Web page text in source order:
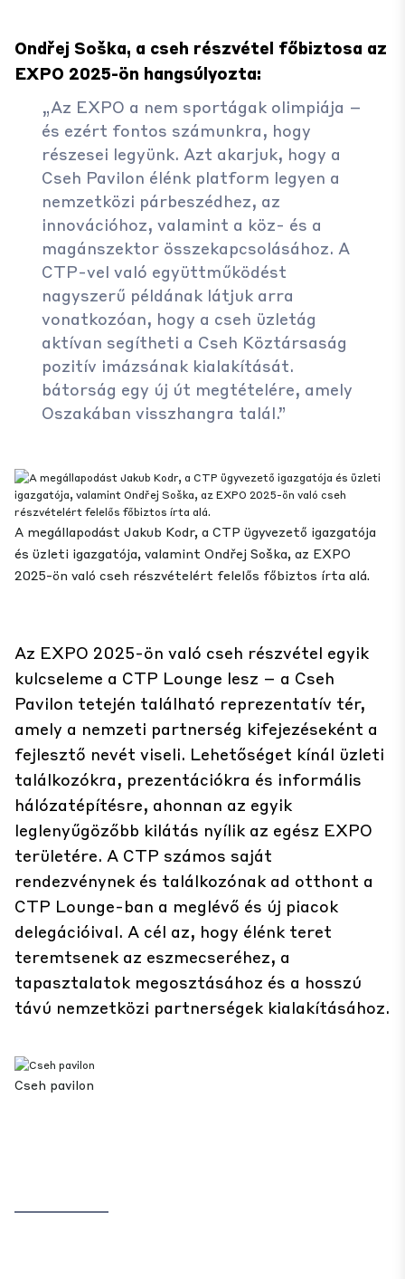
Ondřej Soška, a cseh részvétel főbiztosa az
EXPO 2025-ön hangsúlyozta:
„Az EXPO a nem sportágak olimpiája –
és ezért fontos számunkra, hogy
részesei legyünk. Azt akarjuk, hogy a
Cseh Pavilon élénk platform legyen a
nemzetközi párbeszédhez, az
innovációhoz, valamint a köz- és a
magánszektor összekapcsolásához. A
CTP-vel való együttműködést
nagyszerű példának látjuk arra
vonatkozóan, hogy a cseh üzletág
aktívan segítheti a Cseh Köztársaság
pozitív imázsának kialakítását.
bátorság egy új út megtételére, amely
Oszakában visszhangra talál.”
A megállapodást Jakub Kodr, a CTP ügyvezető igazgatója
és üzleti igazgatója, valamint Ondřej Soška, az EXPO
2025-ön való cseh részvételért felelős főbiztos írta alá.
Az EXPO 2025-ön való cseh részvétel egyik
kulcseleme a CTP Lounge lesz – a Cseh
Pavilon tetején található reprezentatív tér,
amely a nemzeti partnerség kifejezéseként a
fejlesztő nevét viseli. Lehetőséget kínál üzleti
találkozókra, prezentációkra és informális
hálózatépítésre, ahonnan az egyik
leglenyűgözőbb kilátás nyílik az egész EXPO
területére. A CTP számos saját
rendezvénynek és találkozónak ad otthont a
CTP Lounge-ban a meglévő és új piacok
delegációival. A cél az, hogy élénk teret
teremtsenek az eszmecseréhez, a
tapasztalatok megosztásához és a hosszú
távú nemzetközi partnerségek kialakításához.
Cseh pavilon